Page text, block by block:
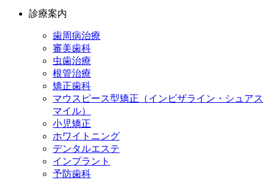
診療案内
歯周病治療
審美歯科
虫歯治療
根管治療
矯正歯科
マウスピース型矯正（インビザライン・シュアス
マイル）
小児矯正
ホワイトニング
デンタルエステ
インプラント
予防歯科